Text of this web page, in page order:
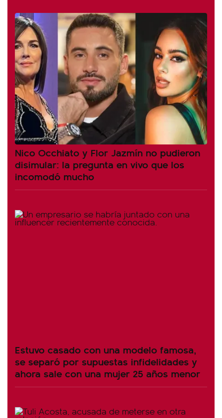
Nico Occhiato y Flor Jazmín no pudieron
disimular: la pregunta en vivo que los
incomodó mucho
Estuvo casado con una modelo famosa,
se separó por supuestas infidelidades y
ahora sale con una mujer 25 años menor